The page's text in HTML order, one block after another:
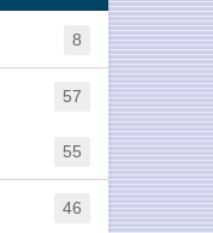
8
57
55
46